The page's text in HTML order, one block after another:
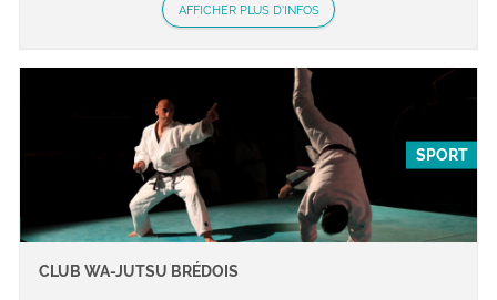
AFFICHER PLUS D'INFOS
SPORT
CLUB WA-JUTSU BRÉDOIS